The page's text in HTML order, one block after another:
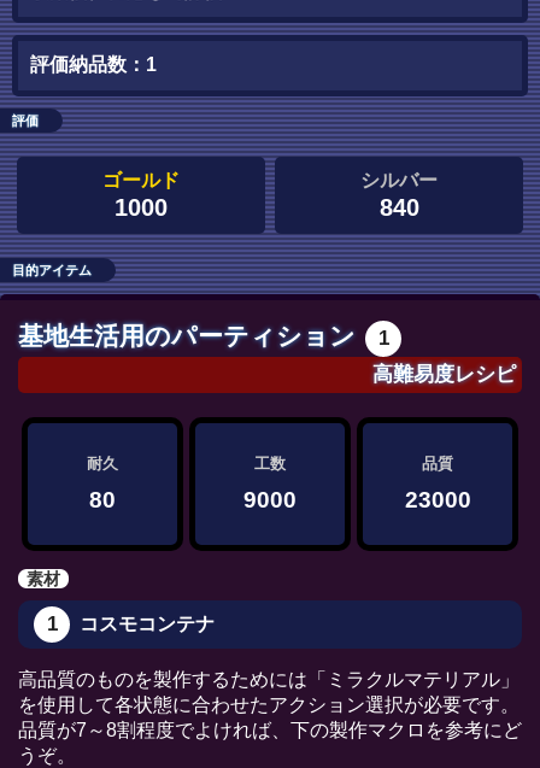
評価納品数：1
評価
ゴールド
1000
シルバー
840
目的アイテム
基地生活用のパーティション
1
高難易度レシピ
耐久
80
工数
9000
品質
23000
素材
1 コスモコンテナ
高品質のものを製作するためには「ミラクルマテリアル」
を使用して各状態に合わせたアクション選択が必要です。
品質が7～8割程度でよければ、下の製作マクロを参考にど
うぞ。